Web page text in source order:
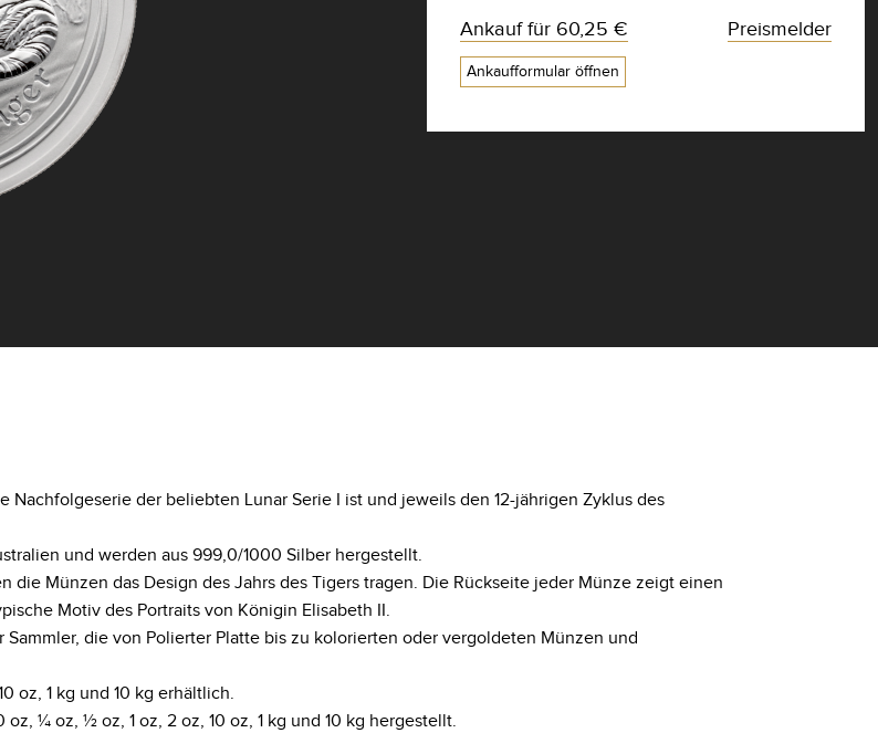
Ankauf für 60,25 €
Ankaufformular öffnen
Preismelder
der beliebten Lunar Serie I ist und jeweils den 12-jährigen Zyklus des
und werden aus 999,0/1000 Silber hergestellt.
Münzen das Design des Jahrs des Tigers tragen. Die Rückseite jeder Münze zeigt einen
Motiv des Portraits von Königin Elisabeth II.
die von Polierter Platte bis zu kolorierten oder vergoldeten Münzen und
oz, 1 kg und 10 kg erhältlich.
¼ oz, ½ oz, 1 oz, 2 oz, 10 oz, 1 kg und 10 kg hergestellt.